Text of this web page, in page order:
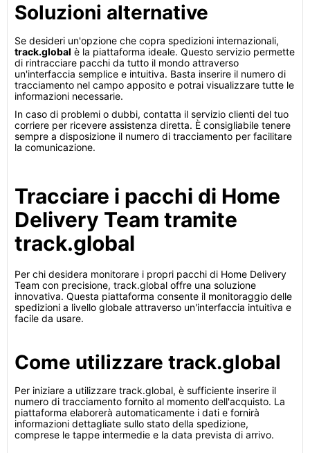
Soluzioni alternative
Se desideri un'opzione che copra spedizioni internazionali,
track.global è la piattaforma ideale. Questo servizio permette
di rintracciare pacchi da tutto il mondo attraverso
un'interfaccia semplice e intuitiva. Basta inserire il numero di
tracciamento nel campo apposito e potrai visualizzare tutte le
informazioni necessarie.
In caso di problemi o dubbi, contatta il servizio clienti del tuo
corriere per ricevere assistenza diretta. È consigliabile tenere
sempre a disposizione il numero di tracciamento per facilitare
la comunicazione.
Tracciare i pacchi di Home
Delivery Team tramite
track.global
Per chi desidera monitorare i propri pacchi di Home Delivery
Team con precisione, track.global offre una soluzione
innovativa. Questa piattaforma consente il monitoraggio delle
spedizioni a livello globale attraverso un'interfaccia intuitiva e
facile da usare.
Come utilizzare track.global
Per iniziare a utilizzare track.global, è sufficiente inserire il
numero di tracciamento fornito al momento dell'acquisto. La
piattaforma elaborerà automaticamente i dati e fornirà
informazioni dettagliate sullo stato della spedizione,
comprese le tappe intermedie e la data prevista di arrivo.